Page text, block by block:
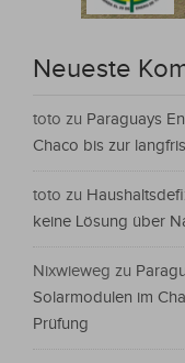
Neueste
toto zu Paraguays
Chaco bis zur
toto zu
keine Lösung über
Nixwieweg zu
Solarmodulen im
Prüfung